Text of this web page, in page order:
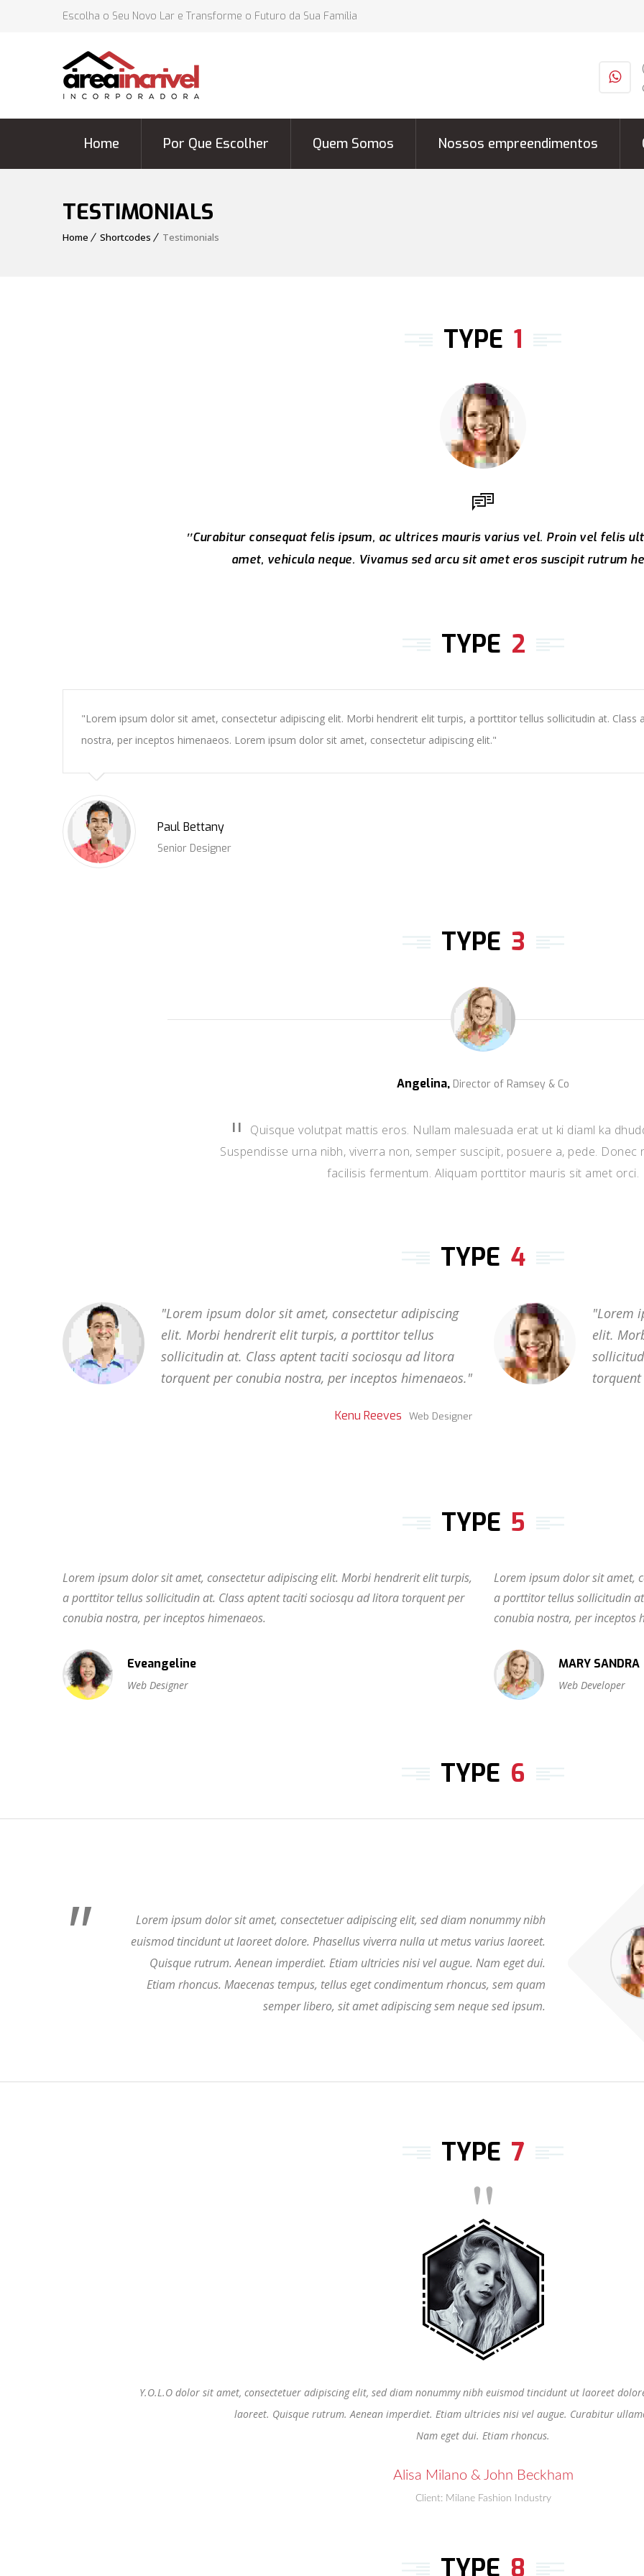
Escolha o Seu Novo Lar e Transforme o Futuro da Sua Família
Home Por Que Escolher Quem Somos Nossos empreendimentos
TESTIMONIALS
Home Shortcodes Testimonials
TYPE 1
Curabitur consequat felis ipsum, ac ultrices mauris varius vel. Proin vel felis
amet, vehicula neque. Vivamus sed arcu sit amet eros suscipit rutrum
TYPE 2
Lorem ipsum dolor sit amet, consectetur adipiscing elit. Morbi hendrerit elit turpis, a porttitor tellus sollicitudin at.
nostra, per inceptos himenaeos. Lorem ipsum dolor sit amet, consectetur adipiscing elit.
Paul Bettany
Senior Designer
TYPE 3
Angelina, Director of Ramsey & Co
Quisque volutpat mattis eros. Nullam malesuada erat ut ki diaml ka
Suspendisse urna nibh, viverra non, semper suscipit, posuere a, pede. Donec
facilisis fermentum. Aliquam porttitor mauris sit amet orci.
TYPE 4
Lorem ipsum dolor sit amet, consectetur adipiscing
elit. Morbi hendrerit elit turpis, a porttitor tellus
sollicitudin at. Class aptent taciti sociosqu ad litora
torquent per conubia nostra, per inceptos himenaeos.
Kenu Reeves Web Designer
Lorem
elit.
torquent
TYPE 5
Lorem ipsum dolor sit amet, consectetur adipiscing elit. Morbi hendrerit elit turpis,
a porttitor tellus sollicitudin at. Class aptent taciti sociosqu ad litora torquent per
conubia nostra, per inceptos himenaeos.
Eveangeline
Web Designer
Lorem ipsum dolor sit amet,
a porttitor tellus sollicitudin
conubia nostra, per inceptos
MARY SANDRA
Web Developer
TYPE 6
Lorem ipsum dolor sit amet, consectetuer adipiscing elit, sed diam nonummy nibh
euismod tincidunt ut laoreet dolore. Phasellus viverra nulla ut metus varius laoreet.
Quisque rutrum. Aenean imperdiet. Etiam ultricies nisi vel augue. Nam eget dui.
Etiam rhoncus. Maecenas tempus, tellus eget condimentum rhoncus, sem quam
semper libero, sit amet adipiscing sem neque sed ipsum.
TYPE 7
Y.O.L.O dolor sit amet, consectetuer adipiscing elit, sed diam nonummy nibh euismod tincidunt ut laoreet
laoreet. Quisque rutrum. Aenean imperdiet. Etiam ultricies nisi vel augue. Curabitur
Nam eget dui. Etiam rhoncus.
Alisa Milano & John Beckham
Client: Milane Fashion Industry
TYPE 8